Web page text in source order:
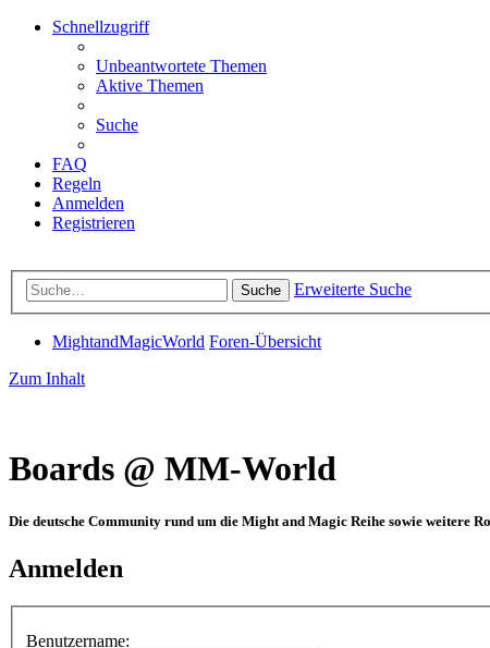
Schnellzugriff
Unbeantwortete Themen
Aktive Themen
Suche
FAQ
Regeln
Anmelden
Registrieren
Suche Erweiterte Suche
MightandMagicWorld Foren-Übersicht
Zum Inhalt
Boards @ MM-World
Die deutsche Community rund um die Might and Magic Reihe sowie weitere
Anmelden
Benutzername: